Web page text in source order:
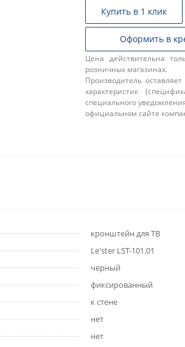
Купить в 1 клик
Оформить в
Цена действительна
розничных магазинах.
Производитель
характеристик
специального
официальном сайте
кронштейн для ТВ
Le'ster LST-101.01
черный
фиксированный
к стене
нет
нет